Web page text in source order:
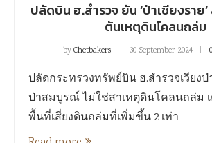
ปลัดบิน ฮ.สำรวจ ยัน ‘ป่าเชียงราย
ต้นเหตุดินโคลนถล่ม
byChetbakers 30 September 2024
ปลัดกระทรวงทรัพย์บิน ฮ.สำรวจเวียงป่
ป่าสมบูรณ์ ไม่ใช่สาเหตุดินโคลนถล่ม
พื้นที่เสี่ยงดินถล่มที่เพิ่มขึ้น 2 เท่า